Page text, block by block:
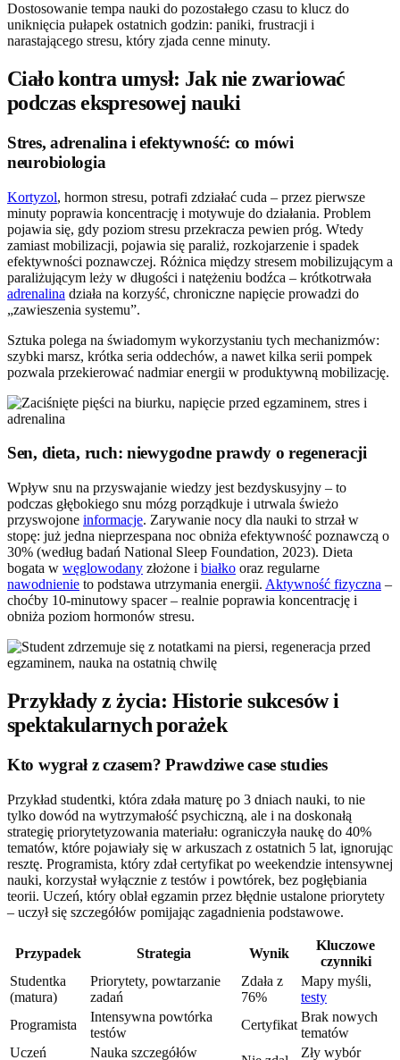
Dostosowanie tempa nauki do pozostałego czasu to klucz do
uniknięcia pułapek ostatnich godzin: paniki, frustracji i
narastającego stresu, który zjada cenne minuty.
Ciało kontra umysł: Jak nie zwariować
podczas ekspresowej nauki
Stres, adrenalina i efektywność: co mówi
neurobiologia
Kortyzol, hormon stresu, potrafi zdziałać cuda – przez pierwsze
minuty poprawia koncentrację i motywuje do działania. Problem
pojawia się, gdy poziom stresu przekracza pewien próg. Wtedy
zamiast mobilizacji, pojawia się paraliż, rozkojarzenie i spadek
efektywności poznawczej. Różnica między stresem mobilizującym a
paraliżującym leży w długości i natężeniu bodźca – krótkotrwała
adrenalina działa na korzyść, chroniczne napięcie prowadzi do
„zawieszenia systemu”.
Sztuka polega na świadomym wykorzystaniu tych mechanizmów:
szybki marsz, krótka seria oddechów, a nawet kilka serii pompek
pozwala przekierować nadmiar energii w produktywną mobilizację.
Sen, dieta, ruch: niewygodne prawdy o regeneracji
Wpływ snu na przyswajanie wiedzy jest bezdyskusyjny – to
podczas głębokiego snu mózg porządkuje i utrwala świeżo
przyswojone informacje. Zarywanie nocy dla nauki to strzał w
stopę: już jedna nieprzespana noc obniża efektywność poznawczą o
30% (według badań National Sleep Foundation, 2023). Dieta
bogata w węglowodany złożone i białko oraz regularne
nawodnienie to podstawa utrzymania energii. Aktywność fizyczna –
choćby 10-minutowy spacer – realnie poprawia koncentrację i
obniża poziom hormonów stresu.
Przykłady z życia: Historie sukcesów i
spektakularnych porażek
Kto wygrał z czasem? Prawdziwe case studies
Przykład studentki, która zdała maturę po 3 dniach nauki, to nie
tylko dowód na wytrzymałość psychiczną, ale i na doskonałą
strategię priorytetyzowania materiału: ograniczyła naukę do 40%
tematów, które pojawiały się w arkuszach z ostatnich 5 lat, ignorując
resztę. Programista, który zdał certyfikat po weekendzie intensywnej
nauki, korzystał wyłącznie z testów i powtórek, bez pogłębiania
teorii. Uczeń, który oblał egzamin przez błędnie ustalone priorytety
– uczył się szczegółów pomijając zagadnienia podstawowe.
Przypadek Strategia Wynik
Kluczowe
czynniki
Studentka
(matura)
Priorytety, powtarzanie
zadań
Zdała z
76%
Mapy myśli,
testy
Programista
Intensywna powtórka
testów
Certyfikat
Brak nowych
tematów
Uczeń
Nauka szczegółów Zły wybór